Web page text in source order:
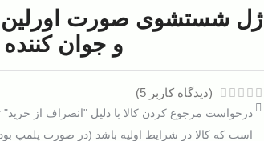
ژل شستشوی صورت اورلین
و جوان کننده
(دیدگاه کاربر5
)
درخواست مرجوع کردن کالا با دلیل "انصراف از خرید"
است که کالا در شرایط اولیه باشد (در صورت پلمپ